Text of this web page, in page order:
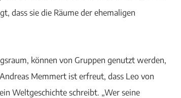
dass sie die Räume der ehemaligen
können von Gruppen genutzt werden,
Memmert ist erfreut, dass Leo von
Weltgeschichte schreibt. „Wer seine